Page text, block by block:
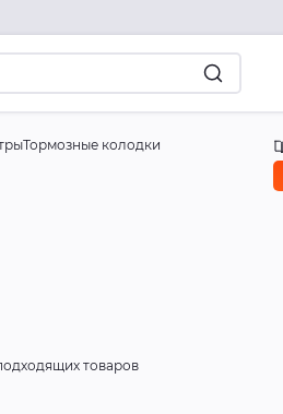
Тормозные колодки
товаров